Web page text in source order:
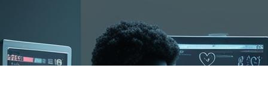
Number of Customers